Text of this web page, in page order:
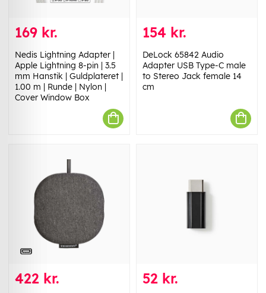
169 kr.
Nedis Lightning Adapter |
Apple Lightning 8-pin | 3.5
mm Hanstik | Guldplateret |
1.00 m | Runde | Nylon |
Cover Window Box
154 kr.
DeLock 65842 Audio
Adapter USB Type-C male
to Stereo Jack female 14
cm
422 kr. 52 kr.